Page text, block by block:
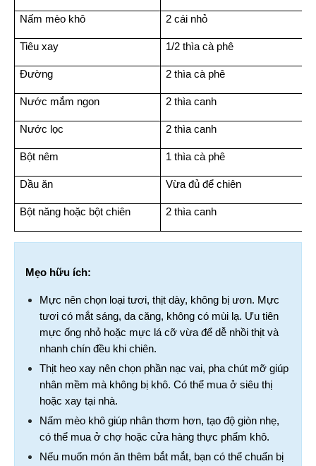
Nấm mèo khô 2 cái nhỏ
Tiêu xay 1/2 thìa cà phê
Đường 2 thìa cà phê
Nước mắm ngon 2 thìa canh
Nước lọc 2 thìa canh
Bột nêm 1 thìa cà phê
Dầu ăn Vừa đủ để chiên
Bột năng hoặc bột chiên 2 thìa canh
Mẹo hữu ích:
Mực nên chọn loại tươi, thịt dày, không bị ươn. Mực
tươi có mắt sáng, da căng, không có mùi lạ. Ưu tiên
mực ống nhỏ hoặc mực lá cỡ vừa để dễ nhồi thịt và
nhanh chín đều khi chiên.
Thịt heo xay nên chọn phần nạc vai, pha chút mỡ giúp
nhân mềm mà không bị khô. Có thể mua ở siêu thị
hoặc xay tại nhà.
Nấm mèo khô giúp nhân thơm hơn, tạo độ giòn nhẹ,
có thể mua ở chợ hoặc cửa hàng thực phẩm khô.
Nếu muốn món ăn thêm bắt mắt, bạn có thể chuẩn bị